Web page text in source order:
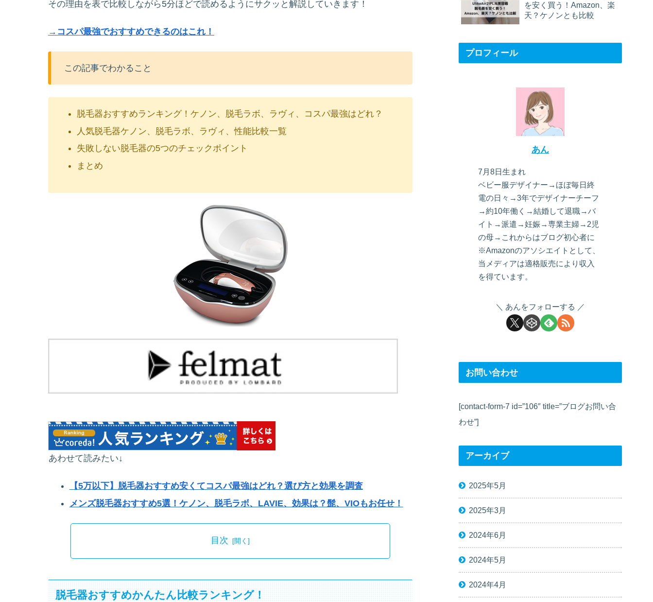
その理由を表で比較しながら5分ほどで読めるようにサクッと解説していきます！
→コスパ最強でおすすめできるのはこれ！
この記事でわかること
脱毛器おすすめランキング！ケノン、脱毛ラボ、ラヴィ、コスパ最強はどれ？
人気脱毛器ケノン、脱毛ラボ、ラヴィ、性能比較一覧
失敗しない脱毛器の5つのチェックポイント
まとめ
あわせて読みたい↓
【5万以下】脱毛器おすすめ安くてコスパ最強はどれ？選び方と効果を調査
メンズ脱毛器おすすめ5選！ケノン、脱毛ラボ、LAVIE、効果は？髭、VIOもお任せ！
目次
脱毛器おすすめかんたん比較ランキング！
を安く買う！Amazon、楽
天？ケノンとも比較
プロフィール
あん
7月8日生まれ
ベビー服デザイナー→ほぼ毎日終
電の日々→3年でデザイナーチーフ
→約10年働く→結婚して退職→バ
イト→派遣→妊娠→専業主婦→2児
の母→これからはブログ初心者に
※Amazonのアソシエイトとして、
当メディアは適格販売により収入
を得ています。
あんをフォローする
お問い合わせ
[contact-form-7 id=”106″ title=”ブログお問い合
わせ”]
アーカイブ
2025年5月
2025年3月
2024年6月
2024年5月
2024年4月